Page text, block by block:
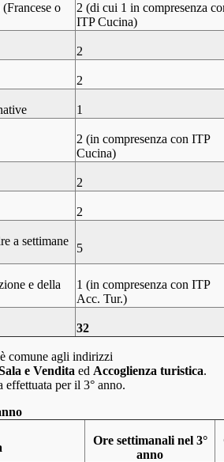
o
2 (di cui 1 in compresenza
ITP Cucina)
2
2
1
2 (in compresenza con ITP
Cucina)
2
2
a settimane
5
e della
1 (in compresenza con ITP
Acc. Tur.)
32
comune agli indirizzi
e Vendita ed Accoglienza turistica.
per il 3° anno.
Ore settimanali nel 3°
anno